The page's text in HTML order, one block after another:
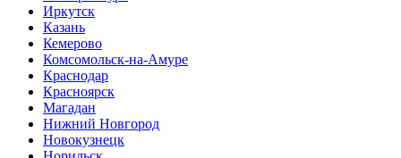
Иркутск
Казань
Кемерово
Комсомольск-на-Амуре
Краснодар
Красноярск
Магадан
Нижний Новгород
Новокузнецк